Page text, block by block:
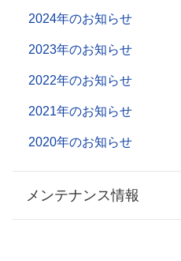
2024年のお知らせ
2023年のお知らせ
2022年のお知らせ
2021年のお知らせ
2020年のお知らせ
メンテナンス情報